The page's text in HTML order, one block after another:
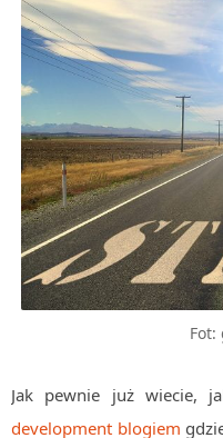
Fot:
Jak pewnie już wiecie,
development blogiem